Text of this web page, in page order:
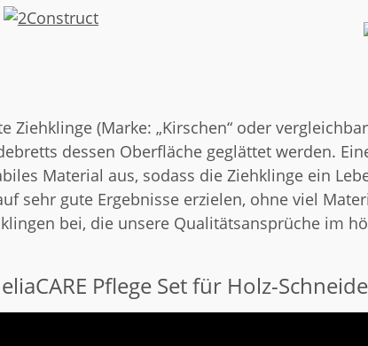
(Marke: „Kirschen“ oder
dessen Oberfläche geglättet werden.
Material aus, sodass die Ziehklinge ein
sehr gute Ergebnisse erzielen, ohne viel
bei, die unsere Qualitätsansprüche im
Pflege Set für Holz-